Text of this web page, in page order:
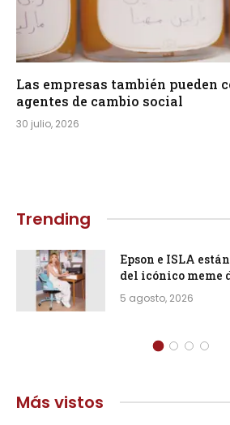
Las empresas también pueden
agentes de cambio social
30 julio, 2026
Trending
Epson e ISLA
del icónico meme
5 agosto, 2026
Más vistos